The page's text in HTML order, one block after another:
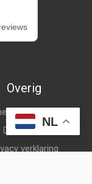
Overig
voorwaarden
Disclaimer
verklaring
NL